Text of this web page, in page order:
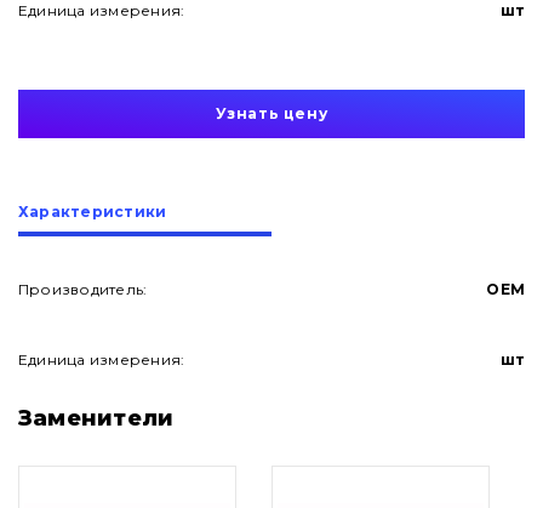
О нас
Единица измерения:
шт
Узнать цену
Характеристики
Производитель: OEM
Единица измерения: шт
Заменители